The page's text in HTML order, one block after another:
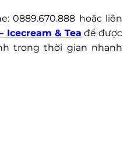
0889.670.888 hoặc liên
Icecream & Tea để được
trong thời gian nhanh